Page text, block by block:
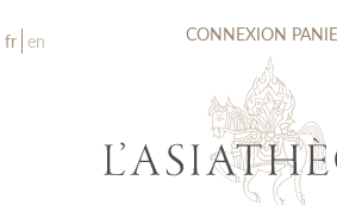
fr en CONNEXION